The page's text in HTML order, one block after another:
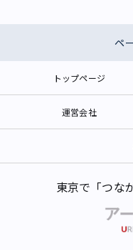
ペ
トップページ
運営会社
東京で「つな